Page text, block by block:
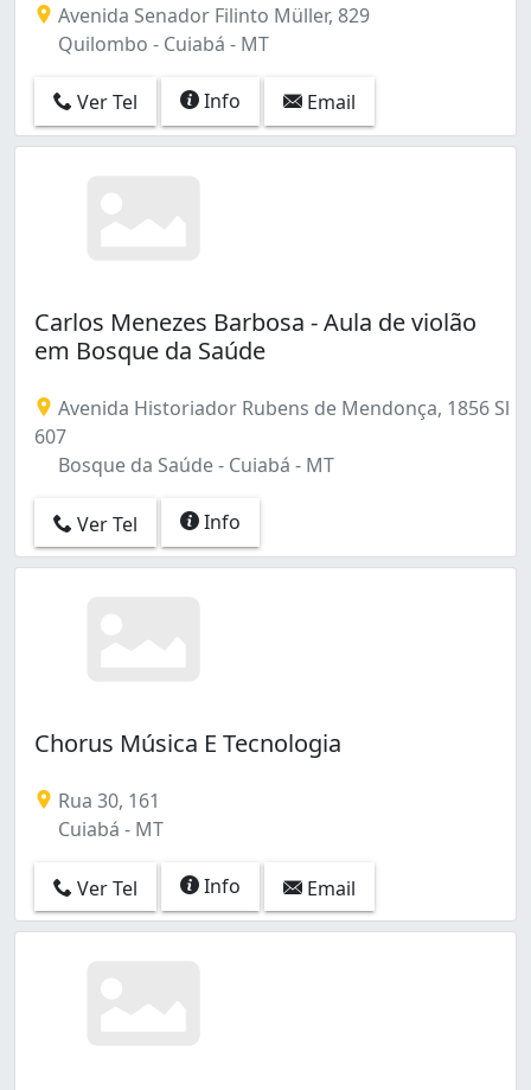
Avenida Senador Filinto Müller, 829
Quilombo - Cuiabá - MT
Ver Tel Info Email
Carlos Menezes Barbosa - Aula de violão
em Bosque da Saúde
Avenida Historiador Rubens de Mendonça, 1856 Sl
607
Bosque da Saúde - Cuiabá - MT
Ver Tel Info
Chorus Música E Tecnologia
Rua 30, 161
Cuiabá - MT
Ver Tel Info Email